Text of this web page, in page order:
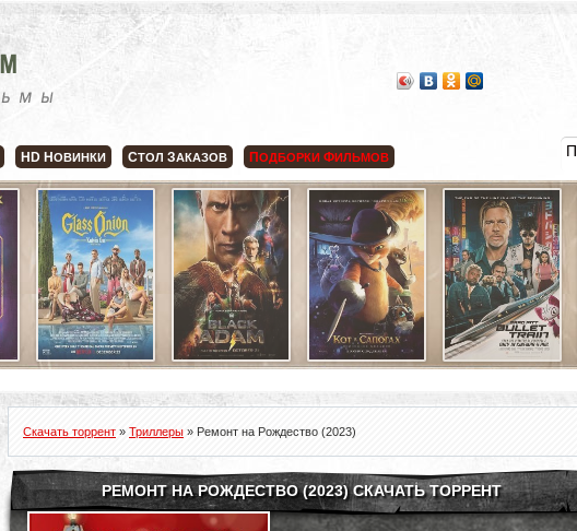
HD НОВИНКИ СТОЛ ЗАКАЗОВ ПОДБОРКИ ФИЛЬМОВ
Скачать торрент » Триллеры » Ремонт на Рождество (2023)
РЕМОНТ НА РОЖДЕСТВО (2023) СКАЧАТЬ ТОРРЕНТ